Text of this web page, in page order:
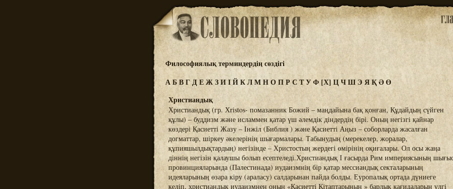
Философиялық терминдердің сөздігі
АБВГДЕЖЗИІЙКЛМНОПРСТУФ [Х]ЦЧШЭ ЯҚӘӨ
Христиандық
Христиандық (гр. Хristos- помазанник Божий – маңдайына бақ қонған, Құдайдың сүйген
құлы) – буддизм және исламмен қатар үш әлемдік діндердің бірі. Оның негізгі қайнар
көздері Қасиетті Жазу – Інжіл (Библия ) және Қасиетті Аңыз – соборларда жасалған
догматтар, шіркеу әкелерінің шығармалары. Табынудың (мерекелер, жоралар,
құпияшылдықтардың) негізінде – Христостың жердегі өмірінің оқиғалары. Ол осы жаңа
діннің негізін қалаушы болып есептеледі.Христиандық І ғасырда Рим империясының
провинцияларында (Палестинада) иудаизмнің бір қатар мессиандық секталарының
идеяларының өзара кіру (араласу) салдарынан пайда болды. Еуропалық ортада дүниеге
келіп, христиандық иудаизмнен оның «Қасиетті Кітаптарының » барлық қағидаларын үлгі